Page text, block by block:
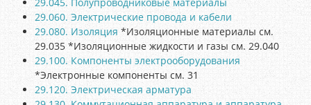
29.060. Электрические провода и кабели
29.080. Изоляция*Изоляционные материалы см.
29.035 *Изоляционные жидкости и газы см. 29.040
29.100. Компоненты электрооборудования
*Электронные компоненты см. 31
29.120. Электрическая арматура